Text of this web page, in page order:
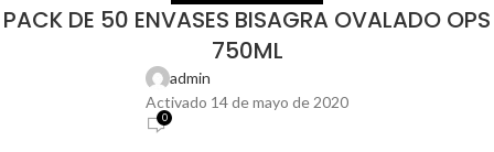
PACK DE 50 ENVASES BISAGRA OVALADO OPS
750ML
admin
Activado 14 de mayo de 2020
0